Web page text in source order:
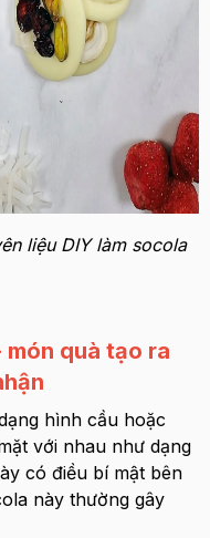
liệu DIY làm socola
quà tạo ra
hình cầu hoặc
với nhau như dạng
có điều bí mật bên
này thường gây